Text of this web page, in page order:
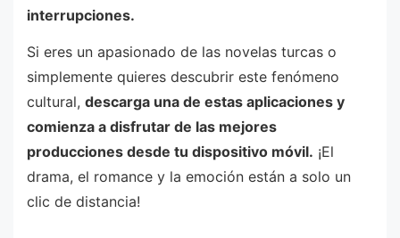
interrupciones.
Si eres un apasionado de las novelas turcas o
simplemente quieres descubrir este fenómeno
cultural, descarga una de estas aplicaciones y
comienza a disfrutar de las mejores
producciones desde tu dispositivo móvil. ¡El
drama, el romance y la emoción están a solo un
clic de distancia!